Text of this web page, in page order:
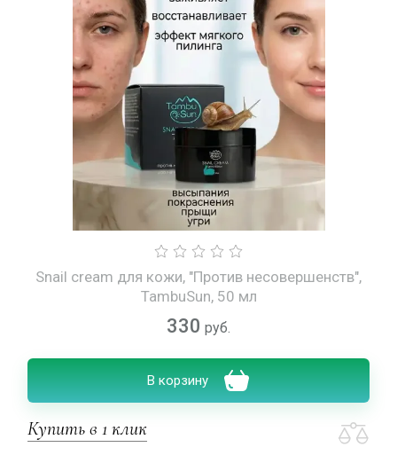
Snail cream для кожи, "Против несовершенств",
TambuSun, 50 мл
330 руб.
В корзину
Купить в 1 клик